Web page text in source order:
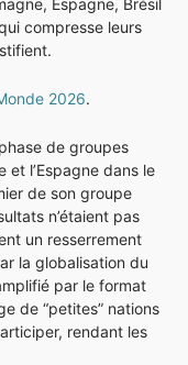
Espagne, Brésil
compresse leurs
2026.
de groupes
et l’Espagne dans le
de son groupe
n’étaient pas
un resserrement
la globalisation du
par le format
de “petites” nations
rendant les